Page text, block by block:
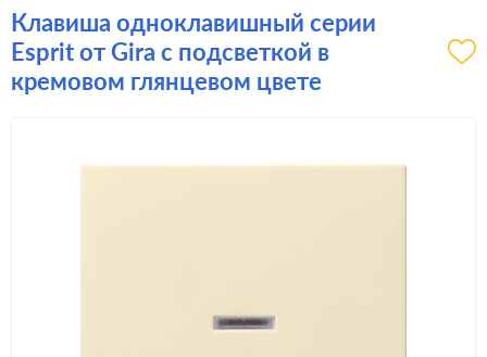
Клавиша одноклавишный серии
Esprit от Gira с подсветкой в
кремовом глянцевом цвете